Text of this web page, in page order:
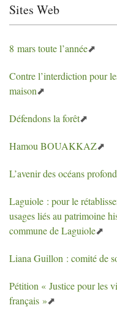
Sites Web
8 mars toute l’année
Contre l’interdiction pour
maison
Défendons la forêt
Hamou BOUAKKAZ
L’avenir des océans
Laguiole : pour le
usages liés au patrimoine
commune de Laguiole
Liana Guillon : comité de
Pétition « Justice pour les
français »